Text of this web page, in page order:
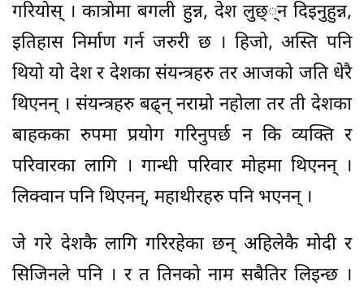
गरियोस् । कात्रोमा बगली हुन्न, देश लुछ््न दिइनुहुन्न,
इतिहास निर्माण गर्न जरुरी छ । हिजो, अस्ति पनि
थियो यो देश र देशका संयन्त्रहरु तर आजको जति धेरै
थिएनन् । संयन्त्रहरु बढ्न् नराम्रो नहोला तर ती देशका
बाहकका रुपमा प्रयोग गरिनुपर्छ न कि व्यक्ति र
परिवारका लागि । गान्धी परिवार मोहमा थिएनन् ।
लिक्वान पनि थिएनन्, महाथीरहरु पनि भएनन् ।
जे गरे देशकै लागि गरिरहेका छन् अहिलेकै मोदी र
सिजिनले पनि । र त तिनको नाम सबैतिर लिइन्छ ।